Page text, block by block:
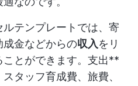
テンプレートでは、寄
金などからの収入をリ
ことができます。支出**
タッフ育成費、旅費、